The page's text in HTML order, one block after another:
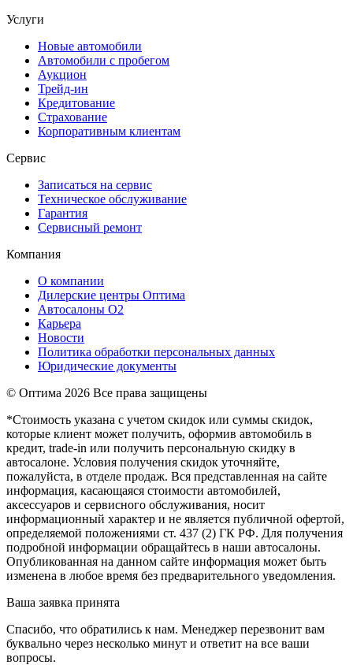
Услуги
Новые автомобили
Автомобили с пробегом
Аукцион
Трейд-ин
Кредитование
Страхование
Корпоративным клиентам
Сервис
Записаться на сервис
Техническое обслуживание
Гарантия
Сервисный ремонт
Компания
О компании
Дилерские центры Оптима
Автосалоны О2
Карьера
Новости
Политика обработки персональных данных
Юридические документы
© Оптима 2026 Все права защищены
*Стоимость указана с учетом скидок или суммы скидок,
которые клиент может получить, оформив автомобиль в
кредит, trade-in или получить персональную скидку в
автосалоне. Условия получения скидок уточняйте,
пожалуйста, в отделе продаж. Вся представленная на сайте
информация, касающаяся стоимости автомобилей,
аксессуаров и сервисного обслуживания, носит
информационный характер и не является публичной офертой,
определяемой положениями ст. 437 (2) ГК РФ. Для получения
подробной информации обращайтесь в наши автосалоны.
Опубликованная на данном сайте информация может быть
изменена в любое время без предварительного уведомления.
Ваша заявка принята
Спасибо, что обратились к нам. Менеджер перезвонит вам
буквально через несколько минут и ответит на все ваши
вопросы.